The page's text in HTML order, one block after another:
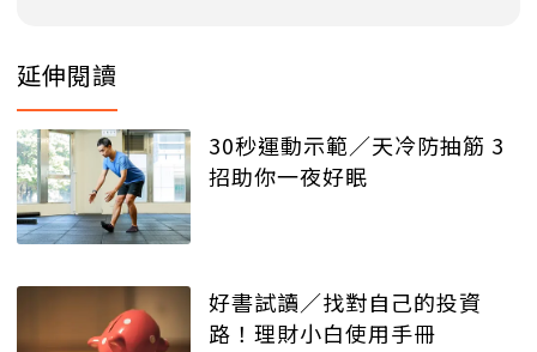
延伸閱讀
30秒運動示範／天冷防抽筋 3
招助你一夜好眠
好書試讀／找對自己的投資
路！理財小白使用手冊